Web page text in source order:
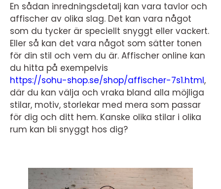
En sådan inredningsdetalj kan vara tavlor och
affischer av olika slag. Det kan vara något
som du tycker är speciellt snyggt eller vackert.
Eller så kan det vara något som sätter tonen
för din stil och vem du är. Affischer online kan
du hitta på exempelvis
https://sohu-shop.se/shop/affischer-7s1.html,
där du kan välja och vraka bland alla möjliga
stilar, motiv, storlekar med mera som passar
för dig och ditt hem. Kanske olika stilar i olika
rum kan bli snyggt hos dig?